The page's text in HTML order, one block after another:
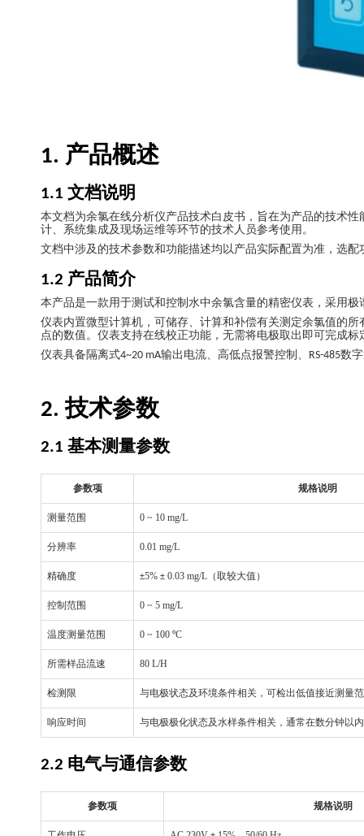
1. 产品概述
1.1 文档说明
本文档为余氯在线分析仪产品技术白皮书，旨在为产品的技术
计、系统集成及现场运维等环节的技术人员参考使用。
文档中涉及的技术参数和功能描述均以产品实际配置为准，选配
1.2 产品简介
本产品是一款用于测试和控制水中余氯含量的精密仪表，采用
仪表内置微型计算机，可储存、计算和补偿有关测定余氯值的所
点的数值。仪表支持在线校正功能，无需将电极取出即可完成标
仪表具备隔离式4~20 mA输出电流、高低点报警控制、 RS-485数
2.技术参数
2.1 基本测量参数
参数项 规格说明
测量范围 0 ~ 10 mg/L
分辨率 0.01 mg/L
精确度 ±5% ± 0.03 mg/L （取较大值）
控制范围 0 ~ 5 mg/L
温度测量范围 0 ~ 100 °C
所需样品流速 80 L/H
检测限 与电极状态及环境条件相关，可检出低值接近测量
响应时间 与电极极化状态及水样条件相关，通常在数分钟以
2.2 电气与通信参数
参数项 规格说明